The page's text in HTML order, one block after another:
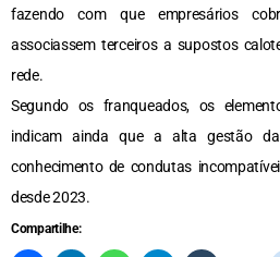
fazendo com que empresários
associassem terceiros a supostos
rede.
Segundo os franqueados, os
indicam ainda que a alta gestão
conhecimento de condutas
desde 2023.
Compartilhe: